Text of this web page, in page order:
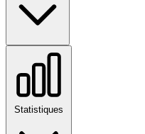
Statistiques